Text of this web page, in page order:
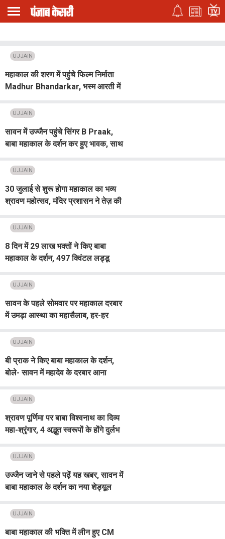
UJJAIN
महाकाल की शरण में पहुंचे फिल्म निर्माता
Madhur Bhandarkar, भस्म आरती में
UJJAIN
सावन में उज्जैन पहुंचे सिंगर B Praak,
बाबा महाकाल के दर्शन कर हुए भावक, साथ
UJJAIN
30 जुलाई से शुरू होगा महाकाल का भव्य
श्रावण महोत्सव, मंदिर प्रशासन ने तेज़ की
UJJAIN
8 दिन में 29 लाख भक्तों ने किए बाबा
महाकाल के दर्शन, 497 क्विंटल लड्डू
UJJAIN
सावन के पहले सोमवार पर महाकाल दरबार
में उमड़ा आस्था का महासैलाब, हर-हर
UJJAIN
बी प्राक ने किए बाबा महाकाल के दर्शन,
बोले- सावन में महादेव के दरबार आना
UJJAIN
श्रावण पूर्णिमा पर बाबा विश्वनाथ का दिव्य
महा-श्रृंगार, 4 अद्भुत स्वरूपों के होंगे दुर्लभ
UJJAIN
उज्जैन जाने से पहले पढ़ें यह खबर, सावन में
बाबा महाकाल के दर्शन का नया शेड्यूल
UJJAIN
बाबा महाकाल की भक्ति में लीन हुए CM